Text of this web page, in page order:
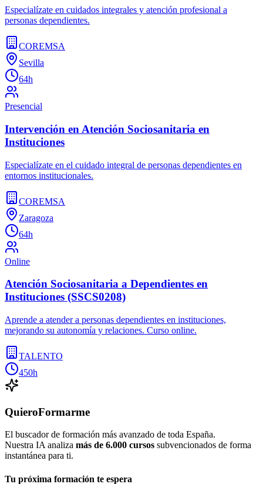
Especialízate en cuidados integrales y atención profesional a
personas dependientes.
COREMSA
Sevilla
64h
Presencial
Intervención en Atención Sociosanitaria en
Instituciones
Especialízate en el cuidado integral de personas dependientes en
entornos institucionales.
COREMSA
Zaragoza
64h
Online
Atención Sociosanitaria a Dependientes en
Instituciones (SSCS0208)
Aprende a atender a personas dependientes en instituciones,
mejorando su autonomía y relaciones. Curso online.
TALENTO
450h
QuieroFormarme
El buscador de formación más avanzado de toda España.
Nuestra IA analiza más de 6.000 cursos subvencionados de forma
instantánea para ti.
Tu próxima formación te espera